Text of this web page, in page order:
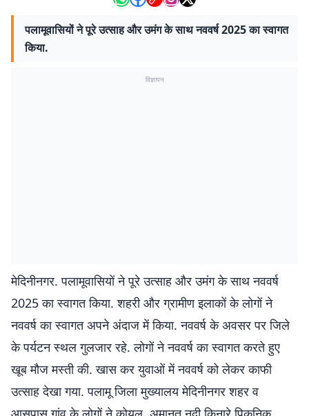
पलामूवासियों ने पूरे उत्साह और उमंग के साथ नववर्ष 2025 का स्वागत
किया.
विज्ञापन
मेदिनीनगर. पलामूवासियों ने पूरे उत्साह और उमंग के साथ नववर्ष
2025 का स्वागत किया. शहरी और ग्रामीण इलाकों के लोगों ने
नववर्ष का स्वागत अपने अंदाज में किया. नववर्ष के अवसर पर जिले
के पर्यटन स्थल गुलजार रहे. लोगों ने नववर्ष का स्वागत करते हुए
खूब मौज मस्ती की. खास कर युवाओं में नववर्ष को लेकर काफी
उत्साह देखा गया. पलामू जिला मुख्यालय मेदिनीनगर शहर व